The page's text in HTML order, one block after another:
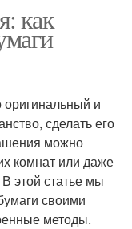
как
и
сделать его
можно
комнат или даже
этой статье мы
своими
методы.